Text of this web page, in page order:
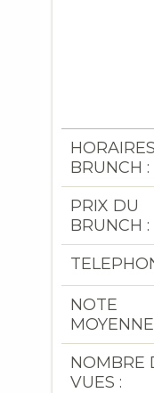
BRUNCH :
PRIX DU
BRUNCH :
NOTE
NOMBRE
VUES :